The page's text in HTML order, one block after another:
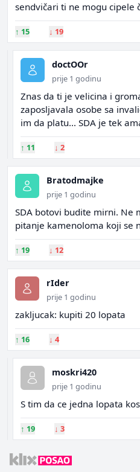
sendvičari ti ne mogu cipele
↑ 15 ↓ 19
doctOOr
prije 1 godinu
Znas da ti je velicina i
zaposljavala osobe sa
im da platu... SDA je tek
↑ 11 ↓ 2
Bratodmajke
prije 1 godinu
SDA botovi budite mirni. Ne
pitanje kamenoloma koji se
↑ 19 ↓ 12
rIder
prije 1 godinu
zakljucak: kupiti 20 lopata
↑ 16 ↓ 4
moskri420
prije 1 godinu
S tim da ce jedna lopata
↑ 19 ↓ 3